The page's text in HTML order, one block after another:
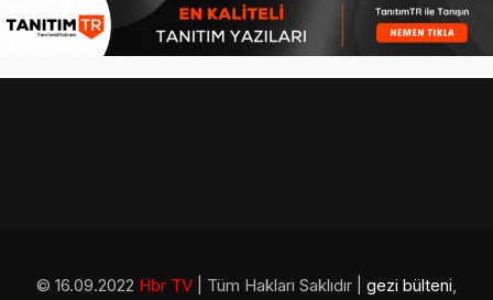
© 16.09.2022 Hbr TV | Tüm Hakları Saklıdır | gezi bülteni,